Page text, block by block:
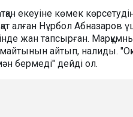
екеуіне көмек
алған Нұрбол Абназаров
жан тапсырған.
айтып, налиды.
бермеді" дейді ол.